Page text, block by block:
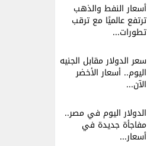
أسعار النفط والذهب
ترتفع عالميًا مع ترقب
تطورات...
سعر الدولار مقابل الجنيه
اليوم.. أسعار الأخضر
الآن...
الدولار اليوم في مصر..
مفاجأة جديدة في
أسعار...